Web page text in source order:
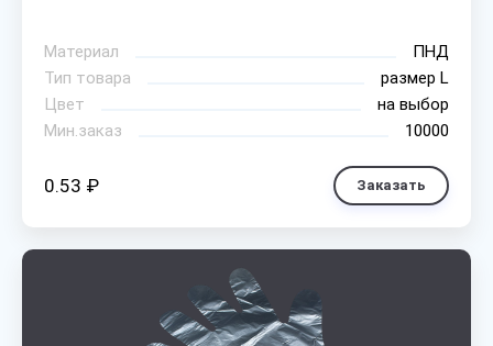
Материал
ПНД
Тип товара
размер L
Цвет
на выбор
Мин.заказ
10000
0.53 ₽ Заказать